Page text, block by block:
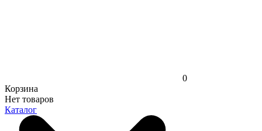
0
Корзина
Нет товаров
Каталог